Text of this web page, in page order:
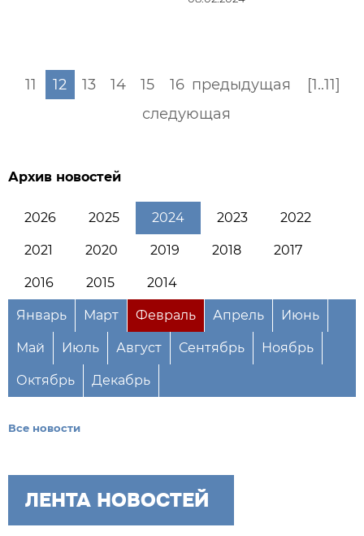
предыдущая [1..11]
11 12 13 14 15
16
следующая
Архив новостей
2026 2025 2024 2023 2022
2021 2020 2019 2018 2017
2016 2015 2014
Январь Март Февраль Апрель Июнь
Май Июль Август Сентябрь Ноябрь
Октябрь Декабрь
Все новости
ЛЕНТА НОВОСТЕЙ